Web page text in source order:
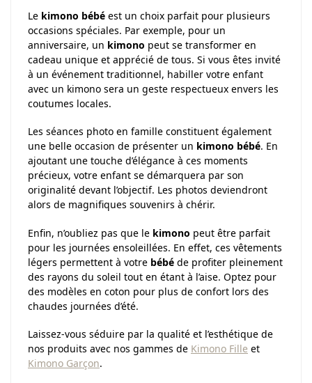
Le kimono bébé est un choix parfait pour plusieurs
occasions spéciales. Par exemple, pour un
anniversaire, un kimono peut se transformer en
cadeau unique et apprécié de tous. Si vous êtes invité
à un événement traditionnel, habiller votre enfant
avec un kimono sera un geste respectueux envers les
coutumes locales.
Les séances photo en famille constituent également
une belle occasion de présenter un kimono bébé. En
ajoutant une touche d’élégance à ces moments
précieux, votre enfant se démarquera par son
originalité devant l’objectif. Les photos deviendront
alors de magnifiques souvenirs à chérir.
Enfin, n’oubliez pas que le kimono peut être parfait
pour les journées ensoleillées. En effet, ces vêtements
légers permettent à votre bébé de profiter pleinement
des rayons du soleil tout en étant à l’aise. Optez pour
des modèles en coton pour plus de confort lors des
chaudes journées d’été.
Laissez-vous séduire par la qualité et l’esthétique de
nos produits avec nos gammes de Kimono Fille et
Kimono Garçon.